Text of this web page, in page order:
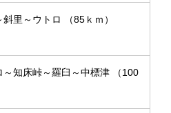
斜里～ウトロ （85ｋｍ）
～知床峠～羅臼～中標津 （100